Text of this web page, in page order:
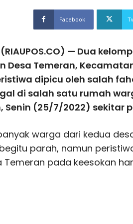
Facebook
(RIAUPOS.CO) — Dua
Desa Temeran,
dipicu oleh salah
di salah satu rumah
Senin (25/7/2022) sekitar
warga dari kedua
parah, namun
Temeran pada keesokan